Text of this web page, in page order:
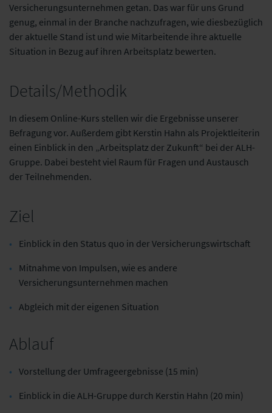
Versicherungsunternehmen getan. Das war für uns Grund
genug, einmal in der Branche nachzufragen, wie diesbezüglich
der aktuelle Stand ist und wie Mitarbeitende ihre aktuelle
Situation in Bezug auf ihren Arbeitsplatz bewerten.
Details/Methodik
In diesem Online-Kurs stellen wir die Ergebnisse unserer
Befragung vor. Außerdem gibt Kerstin Hahn als Projektleiterin
einen Einblick in den „Arbeitsplatz der Zukunft“ bei der ALH-
Gruppe. Dabei besteht viel Raum für Fragen und Austausch
der Teilnehmenden.
Ziel
Einblick in den Status quo in der Versicherungswirtschaft
Mitnahme von Impulsen, wie es andere
Versicherungsunternehmen machen
Abgleich mit der eigenen Situation
Ablauf
Vorstellung der Umfrageergebnisse (15 min)
Einblick in die ALH-Gruppe durch Kerstin Hahn (20 min)